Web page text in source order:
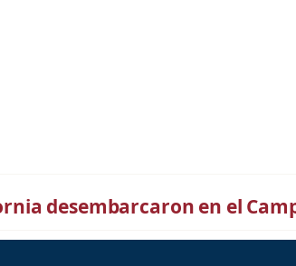
desembarcaron en el